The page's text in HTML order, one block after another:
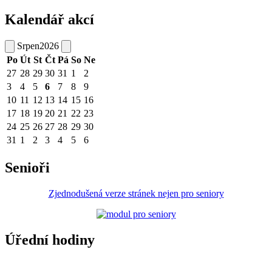
Kalendář akcí
Srpen2026
Po Út St Čt Pá So Ne
27 28 29 30 31 1
2
3
4 5 6 7 8
9
10 11 12 13 14 15 16
17 18 19 20 21 22 23
24 25 26 27 28 29 30
31 1 2 3 4 5 6
Senioři
Zjednodušená verze stránek nejen pro seniory
Úřední hodiny